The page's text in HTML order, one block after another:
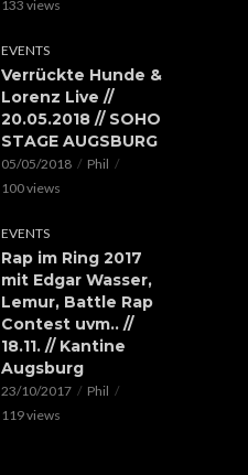
133 views
EVENTS
Verrückte Hunde &
Lorenz Live //
20.05.2018 // SOHO
STAGE AUGSBURG
05/05/2018
Phil
100 views
EVENTS
Rap im Ring 2017
mit Edgar Wasser,
Lemur, Battle Rap
Contest uvm.. //
18.11. // Kantine
Augsburg
23/10/2017
Phil
119 views